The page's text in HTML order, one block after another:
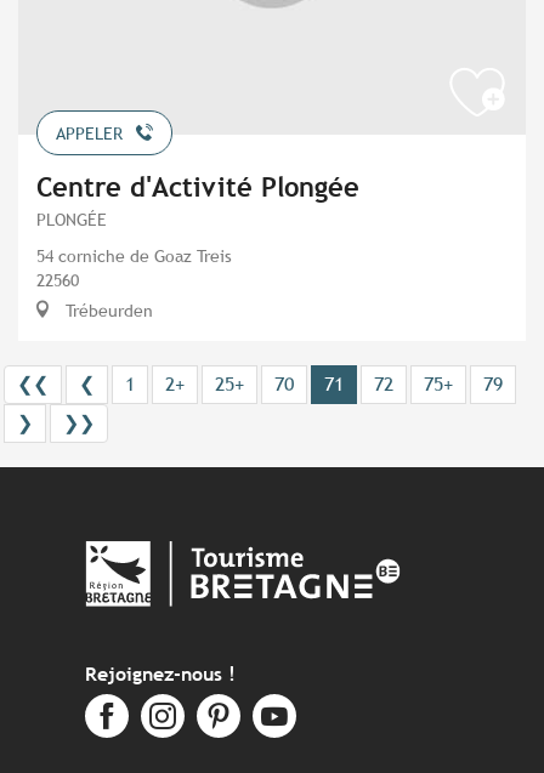
APPELER
Centre d'Activité Plongée
PLONGÉE
54 corniche de Goaz Treis
22560
Trébeurden
❮❮ ❮ 1 2+ 25+ 70 71 72 75+
79
❯
❯❯
Rejoignez-nous !